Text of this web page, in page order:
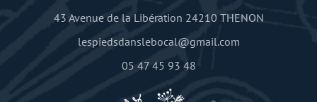
43 Avenue de la Libération 24210 THENON
lespiedsdanslebocal@gmail.com
05 47 45 93 48